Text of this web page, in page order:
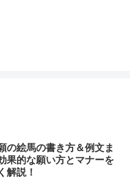
の絵馬の書き方＆例文ま
果的な願い方とマナーを
解説！